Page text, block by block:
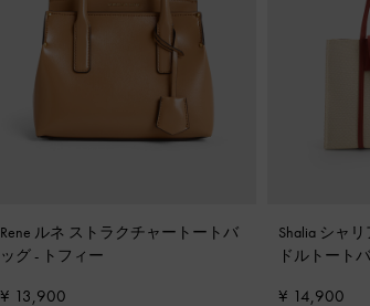
Rene ルネ ストラクチャートートバ
ッグ - トフィー
¥ 13,900
Shalia シャ
ドルトート
¥ 14,900